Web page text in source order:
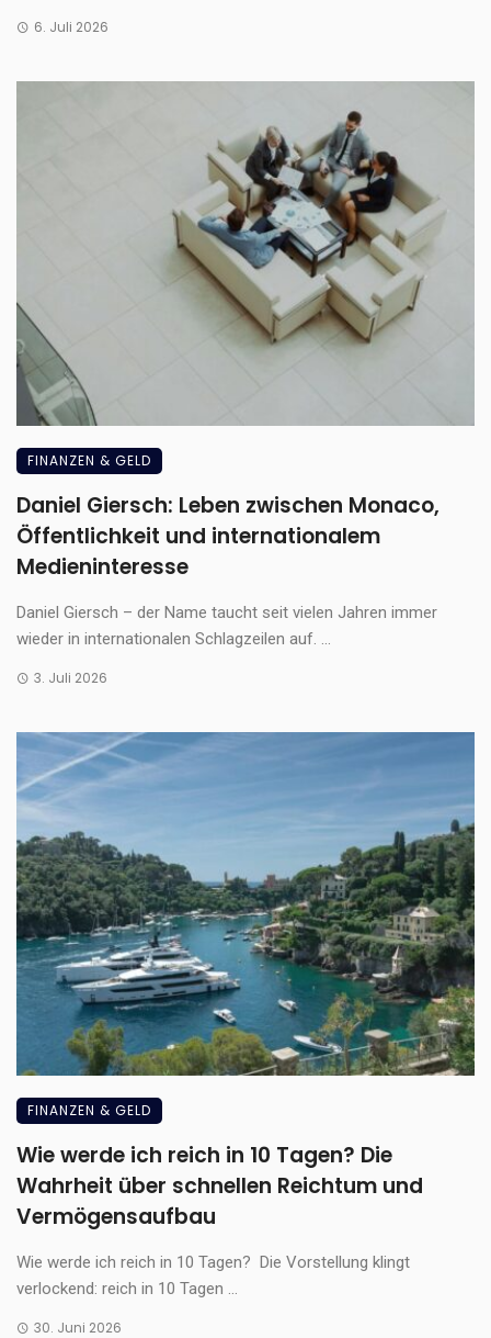
6. Juli 2026
FINANZEN & GELD
Daniel Giersch: Leben zwischen Monaco,
Öffentlichkeit und internationalem
Medieninteresse
Daniel Giersch – der Name taucht seit vielen Jahren immer
wieder in internationalen Schlagzeilen auf. ...
3. Juli 2026
FINANZEN & GELD
Wie werde ich reich in 10 Tagen? Die
Wahrheit über schnellen Reichtum und
Vermögensaufbau
Wie werde ich reich in 10 Tagen? Die Vorstellung klingt
verlockend: reich in 10 Tagen ...
30. Juni 2026